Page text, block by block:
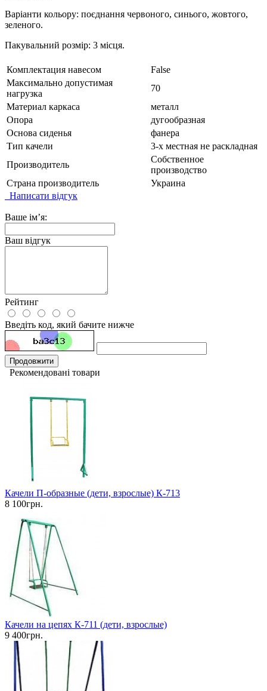
Варіанти кольору: поєднання червоного, синього, жовтого,
зеленого.
Пакувальний розмір: 3 місця.
Комплектация навесом
False
Максимально допустимая
нагрузка
70
Материал каркаса
металл
Опора
дугообразная
Основа сиденья
фанера
Тип качели
3-х местная не раскладная
Производитель
Собственное
производство
Страна производитель
Украина
Написати відгук
Ваше ім’я:
Ваш відгук
Рейтинг
Введіть код, який бачите нижче
Продовжити
Рекомендовані товари
Качели П-образные (дети, взрослые) К-713
8 100грн.
Качели на цепях К-711 (дети, взрослые)
9 400грн.